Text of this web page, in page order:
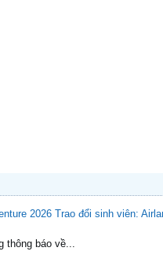
Trao đổi sinh viên:
thông báo về...